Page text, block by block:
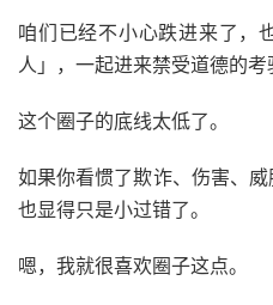
咱们已经不小心跌进来了，
人」，一起进来禁受道德的考
这个圈子的底线太低了。
如果你看惯了欺诈、伤害、威
也显得只是小过错了。
嗯，我就很喜欢圈子这点。